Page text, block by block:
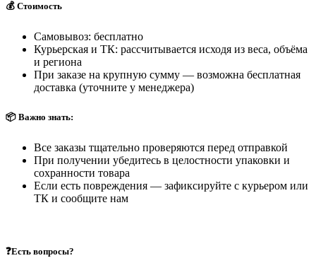
💰 Стоимость
Самовывоз: бесплатно
Курьерская и ТК: рассчитывается исходя из веса, объёма
и региона
При заказе на крупную сумму — возможна бесплатная
доставка (уточните у менеджера)
📦 Важно знать:
Все заказы тщательно проверяются перед отправкой
При получении убедитесь в целостности упаковки и
сохранности товара
Если есть повреждения — зафиксируйте с курьером или
ТК и сообщите нам
❓Есть вопросы?